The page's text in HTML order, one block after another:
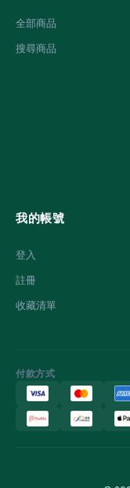
全部商品
搜尋商品
我的帳號
登入
註冊
收藏清單
付款方式